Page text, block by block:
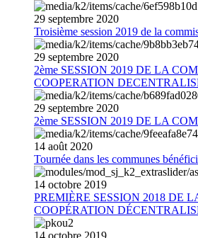
29 septembre 2020
Troisième session 2019 de la
29 septembre 2020
2ème SESSION 2019 DE LA
COOPERATION
29 septembre 2020
2ème SESSION 2019 DE LA
14 août 2020
Tournée dans les communes
14 octobre 2019
PREMIÈRE SESSION 2018 DE
COOPÉRATION
14 octobre 2019